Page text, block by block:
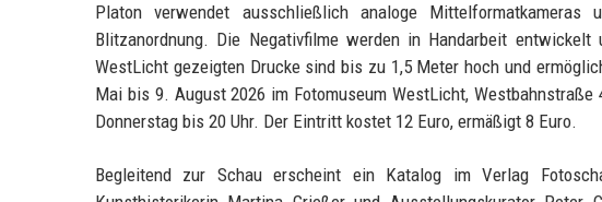
Platon verwendet ausschließlich analoge
Blitzanordnung. Die Negativfilme werden in Handarbeit
WestLicht gezeigten Drucke sind bis zu 1,5 Meter hoch und
Mai bis 9. August 2026 im Fotomuseum WestLicht,
Donnerstag bis 20 Uhr. Der Eintritt kostet 12 Euro, ermäßigt 8 Euro.
Begleitend zur Schau erscheint ein Katalog im Verlag